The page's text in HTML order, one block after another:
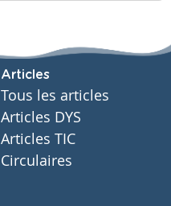
Articles
Tous les articles
Articles DYS
Articles TIC
Circulaires